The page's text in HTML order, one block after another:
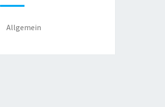
Allgemein